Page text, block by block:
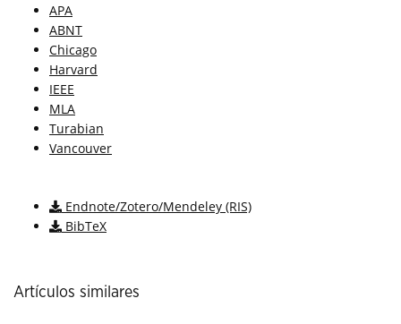
APA
ABNT
Chicago
Harvard
IEEE
MLA
Turabian
Vancouver
Endnote/Zotero/Mendeley (RIS)
BibTeX
Artículos similares